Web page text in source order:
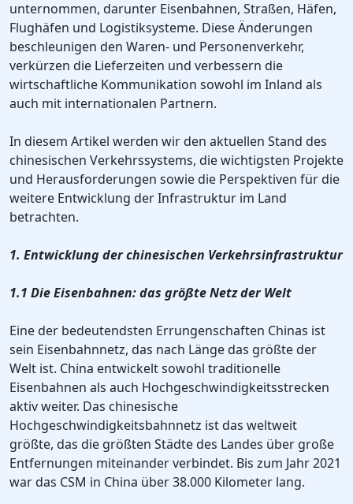
unternommen, darunter Eisenbahnen, Straßen, Häfen,
Flughäfen und Logistiksysteme. Diese Änderungen
beschleunigen den Waren- und Personenverkehr,
verkürzen die Lieferzeiten und verbessern die
wirtschaftliche Kommunikation sowohl im Inland als
auch mit internationalen Partnern.
In diesem Artikel werden wir den aktuellen Stand des
chinesischen Verkehrssystems, die wichtigsten Projekte
und Herausforderungen sowie die Perspektiven für die
weitere Entwicklung der Infrastruktur im Land
betrachten.
1. Entwicklung der chinesischen Verkehrsinfrastruktur
1.1 Die Eisenbahnen: das größte Netz der Welt
Eine der bedeutendsten Errungenschaften Chinas ist
sein Eisenbahnnetz, das nach Länge das größte der
Welt ist. China entwickelt sowohl traditionelle
Eisenbahnen als auch Hochgeschwindigkeitsstrecken
aktiv weiter. Das chinesische
Hochgeschwindigkeitsbahnnetz ist das weltweit
größte, das die größten Städte des Landes über große
Entfernungen miteinander verbindet. Bis zum Jahr 2021
war das CSM in China über 38.000 Kilometer lang.